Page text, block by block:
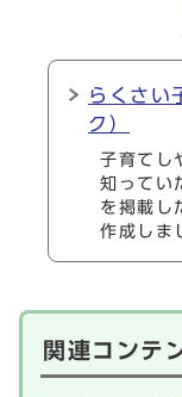
らくさい
ク）
子育てし
知ってい
を掲載し
作成しま
関連コンテ